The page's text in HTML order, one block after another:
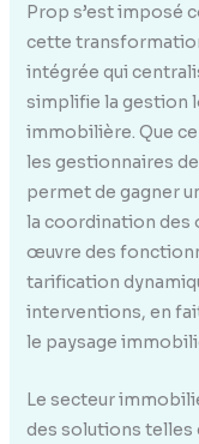
Prop s’est imposé
cette
intégrée qui
simplifie la gestion
immobilière. Que
les gestionnaires
permet de gagner
la coordination des
œuvre des
tarification
interventions, en
le paysage
Le secteur
des solutions telles